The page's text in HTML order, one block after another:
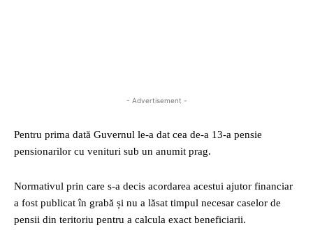
- Advertisement -
Pentru prima dată Guvernul le-a dat cea de-a 13-a pensie
pensionarilor cu venituri sub un anumit prag.
Normativul prin care s-a decis acordarea acestui ajutor financiar
a fost publicat în grabă și nu a lăsat timpul necesar caselor de
pensii din teritoriu pentru a calcula exact beneficiarii.